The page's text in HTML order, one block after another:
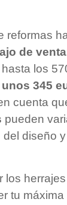
reformas
de
los
345
cuenta
pueden
diseño
los
tu